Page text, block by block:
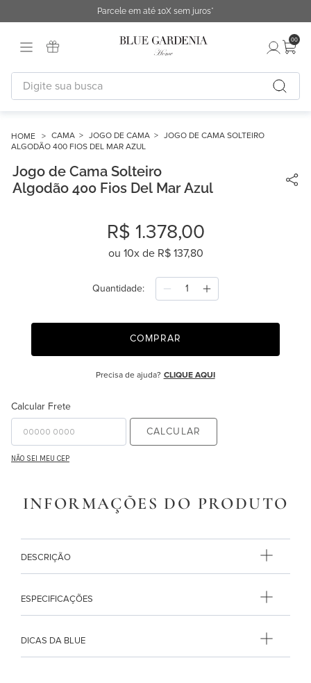
Parcele em até 10X sem juros*
00
Digite sua busca
CAMA JOGO DE CAMA
JOGO DE CAMA SOLTEIRO
ALGODÃO 400 FIOS DEL MAR AZUL
Jogo de Cama Solteiro
Algodão 400 Fios Del Mar Azul
R$ 1.378,00
ou 10x de R$ 137,80
Quantidade
COMPRAR
Precisa de ajuda? CLIQUE AQUI
Calcular Frete
CALCULAR
NÃO SEI MEU CEP
INFORMAÇÕES DO PRODUTO
DESCRIÇÃO
ESPECIFICAÇÕES
DICAS DA BLUE
º
fronha
3º
cobertor
5º
capa duvet
6º
edredon
7º
difusor
10º majorelle